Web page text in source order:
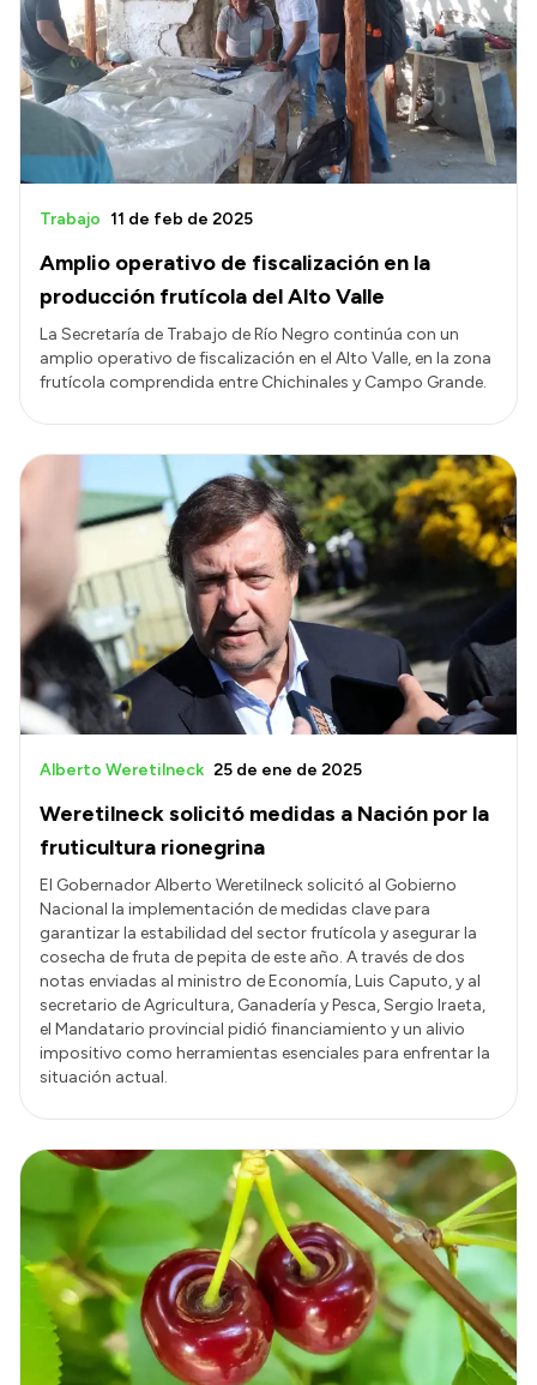
Amplio operativo de fiscalización en la
producción frutícola del Alto Valle
Trabajo 11 de feb de 2025
La Secretaría de Trabajo de Río Negro continúa con un
amplio operativo de fiscalización en el Alto Valle, en la zona
frutícola comprendida entre Chichinales y Campo Grande.
Weretilneck solicitó medidas a Nación por la
fruticultura rionegrina
Alberto Weretilneck 25 de ene de 2025
El Gobernador Alberto Weretilneck solicitó al Gobierno
Nacional la implementación de medidas clave para
garantizar la estabilidad del sector frutícola y asegurar la
cosecha de fruta de pepita de este año. A través de dos
notas enviadas al ministro de Economía, Luis Caputo, y al
secretario de Agricultura, Ganadería y Pesca, Sergio Iraeta,
el Mandatario provincial pidió financiamiento y un alivio
impositivo como herramientas esenciales para enfrentar la
situación actual.